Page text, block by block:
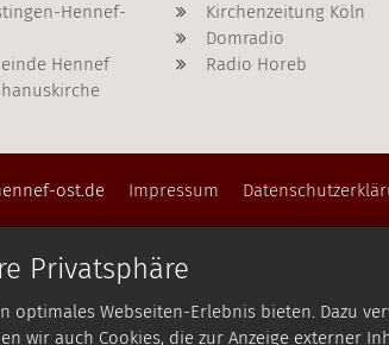
Privatsphäre
optimales Webseiten-Erlebnis bieten. Dazu
wir auch Cookies, die zur Anzeige externer
Hennef-
Hennef
Kirchenzeitung Köln
Domradio
Radio Horeb
ost.de Impressum